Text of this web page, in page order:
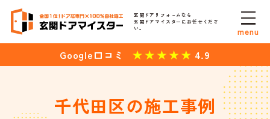
玄関ドアリフォ－ムなら
玄関ドアマイスターにお任せくださ
い。
Google口コミ 4.9
menu
千代田区の施工事例